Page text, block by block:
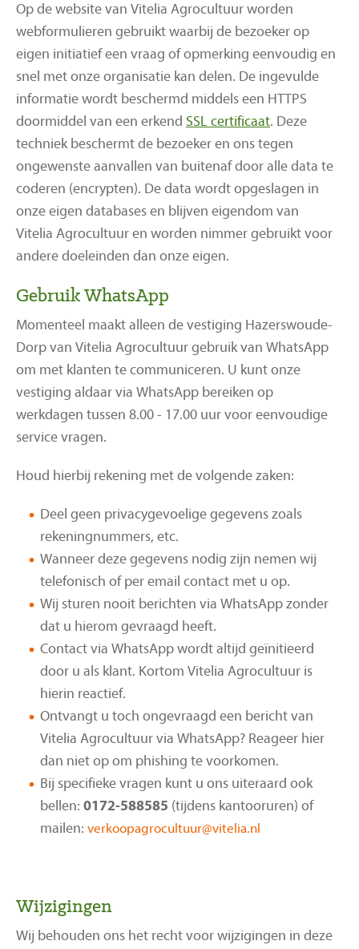
Op de website van Vitelia Agrocultuur worden
webformulieren gebruikt waarbij de bezoeker op
eigen initiatief een vraag of opmerking eenvoudig en
snel met onze organisatie kan delen. De ingevulde
informatie wordt beschermd middels een HTTPS
doormiddel van een erkend SSL certificaat. Deze
techniek beschermt de bezoeker en ons tegen
ongewenste aanvallen van buitenaf door alle data te
coderen (encrypten). De data wordt opgeslagen in
onze eigen databases en blijven eigendom van
Vitelia Agrocultuur en worden nimmer gebruikt voor
andere doeleinden dan onze eigen.
Gebruik WhatsApp
Momenteel maakt alleen de vestiging Hazerswoude-
Dorp van Vitelia Agrocultuur gebruik van WhatsApp
om met klanten te communiceren. U kunt onze
vestiging aldaar via WhatsApp bereiken op
werkdagen tussen 8.00 - 17.00 uur voor eenvoudige
service vragen.
Houd hierbij rekening met de volgende zaken:
Deel geen privacygevoelige gegevens zoals
rekeningnummers, etc.
Wanneer deze gegevens nodig zijn nemen wij
telefonisch of per email contact met u op.
Wij sturen nooit berichten via WhatsApp zonder
dat u hierom gevraagd heeft.
Contact via WhatsApp wordt altijd geïnitieerd
door u als klant. Kortom Vitelia Agrocultuur is
hierin reactief.
Ontvangt u toch ongevraagd een bericht van
Vitelia Agrocultuur via WhatsApp? Reageer hier
dan niet op om phishing te voorkomen.
Bij specifieke vragen kunt u ons uiteraard ook
bellen: 0172-588585 (tijdens kantooruren) of
mailen:
Wijzigingen
Wij behouden ons het recht voor wijzigingen in deze